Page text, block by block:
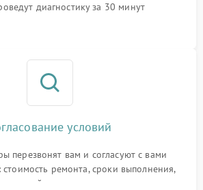
диагностику за 30 минут
условий
перезвонят вам и согласуют с вами
ремонта, сроки выполнения,
гарантийные условия